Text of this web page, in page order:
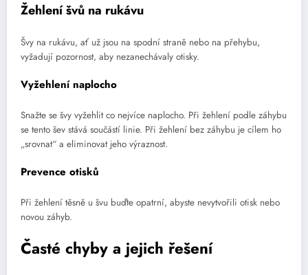
Žehlení švů na rukávu
Švy na rukávu, ať už jsou na spodní straně nebo na přehybu,
vyžadují pozornost, aby nezanechávaly otisky.
Vyžehlení naplocho
Snažte se švy vyžehlit co nejvíce naplocho. Při žehlení podle záhybu
se tento šev stává součástí linie. Při žehlení bez záhybu je cílem ho
„srovnat“ a eliminovat jeho výraznost.
Prevence otisků
Při žehlení těsně u švu buďte opatrní, abyste nevytvořili otisk nebo
novou záhyb.
Časté chyby a jejich řešení